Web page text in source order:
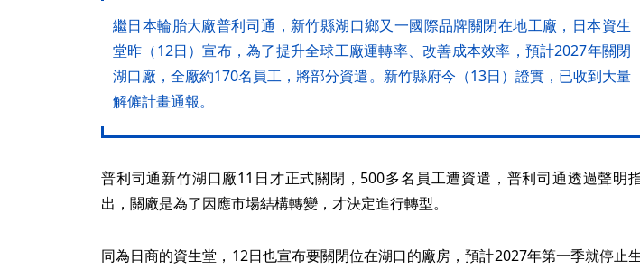
繼日本輪胎大廠普利司通，新竹縣湖口鄉又一國際品牌關閉在地工廠，日本資生
堂昨（12日）宣布，為了提升全球工廠運轉率、改善成本效率，預計2027年關閉
湖口廠，全廠約170名員工，將部分資遣。新竹縣府今（13日）證實，已收到大量
解僱計畫通報。
普利司通新竹湖口廠11日才正式關閉，500多名員工遭資遣，普利司通透過聲明
出，關廠是為了因應市場結構轉變，才決定進行轉型。
同為日商的資生堂，12日也宣布要關閉位在湖口的廠房，預計2027年第一季就停止